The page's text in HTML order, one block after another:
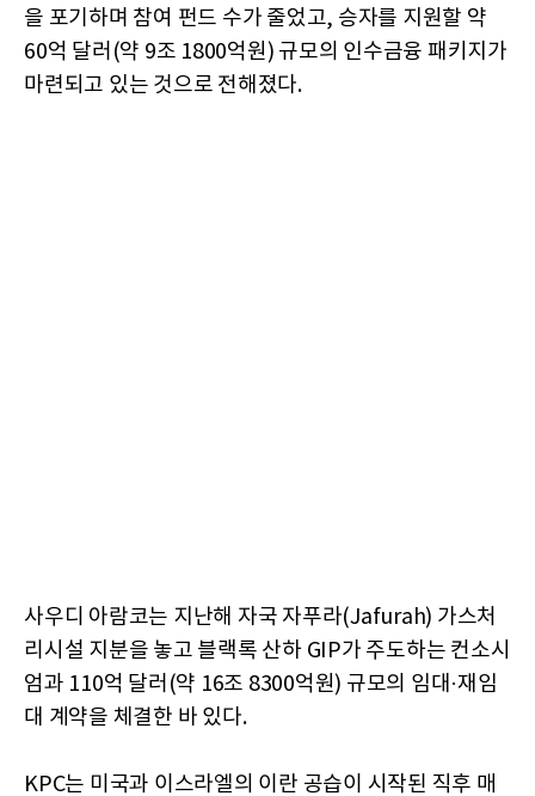
을 포기하며 참여 펀드 수가 줄었고, 승자를 지원할 약
60억 달러(약 9조 1800억원) 규모의 인수금융 패키지가
마련되고 있는 것으로 전해졌다.
사우디 아람코는 지난해 자국 자푸라(Jafurah) 가스처
리시설 지분을 놓고 블랙록 산하 GIP가 주도하는 컨소시
엄과 110억 달러(약 16조 8300억원) 규모의 임대·재임
대 계약을 체결한 바 있다.
KPC는 미국과 이스라엘의 이란 공습이 시작된 직후 매